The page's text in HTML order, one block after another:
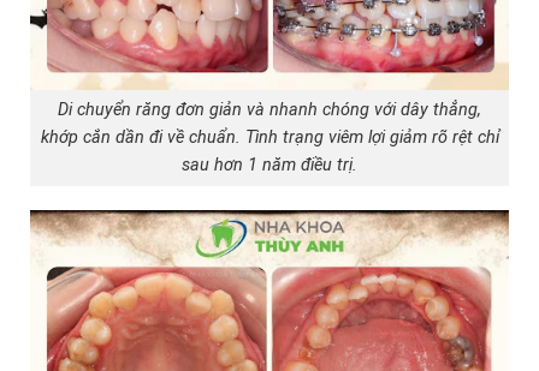
Di chuyển răng đơn giản và nhanh chóng với dây thẳng,
khớp cắn dần đi về chuẩn. Tình trạng viêm lợi giảm rõ rệt chỉ
sau hơn 1 năm điều trị.